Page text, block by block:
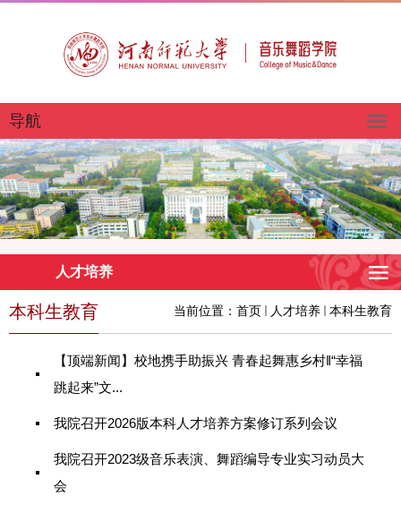
导航
人才培养
当前位置： 首页 人才培养 本科生教育
本科生教育
【顶端新闻】校地携手助振兴 青春起舞惠乡村‖“幸福
跳起来”文...
我院召开2026版本科人才培养方案修订系列会议
我院召开2023级音乐表演、舞蹈编导专业实习动员大
会